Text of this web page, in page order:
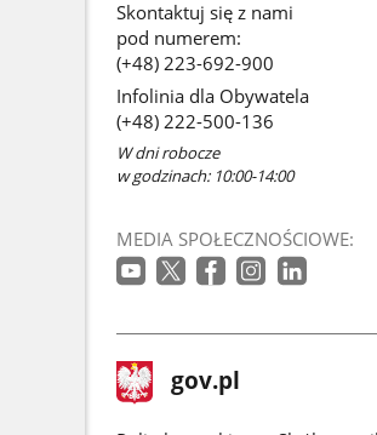
Skontaktuj się z nami
pod numerem:
(+48) 223-692-900
Infolinia dla Obywatela
(+48) 222-500-136
W dni robocze
w godzinach: 10:00-14:00
MEDIA SPOŁECZNOŚCIOWE:
stopka
gov.pl Strona
gov.pl